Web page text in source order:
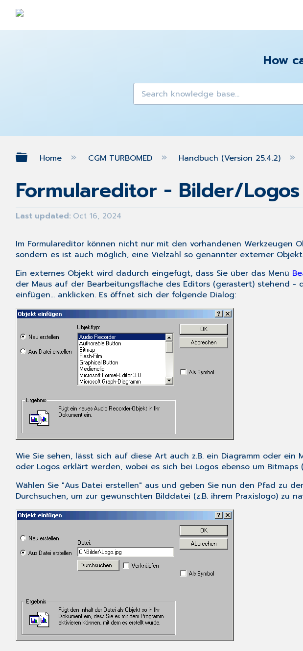
How
Expand/collapse global hierarchy
Home CGM TURBOMED Handbuch (Version 25.4.2)
Formulareditor - Bilder/
Last updated Oct 16, 2024
Im Formulareditor können nicht nur mit den vorhandenen
sondern es ist auch möglich, eine Vielzahl so genannter externer
Ein externes Objekt wird dadurch eingefügt, dass Sie über das Menü
der Maus auf der Bearbeitungsfläche des Editors (gerastert) stehend -
einfügen... anklicken. Es öffnet sich der folgende Dialog:
Wie Sie sehen, lässt sich auf diese Art auch z.B. ein Diagramm oder
oder Logos erklärt werden, wobei es sich bei Logos ebenso um Bitmaps
Wählen Sie "Aus Datei erstellen" aus und geben Sie nun den Pfad zu
Durchsuchen, um zur gewünschten Bilddatei (z.B. ihrem Praxislogo) zu